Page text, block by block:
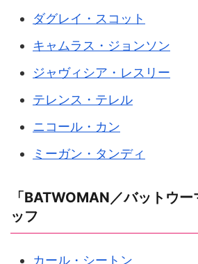
ダグレイ・スコット
キャムラス・ジョンソン
ジャヴィシア・レスリー
テレンス・テレル
ニコール・カン
ミーガン・タンディ
「BATWOMAN／バットウ
ッフ
カール・シートン